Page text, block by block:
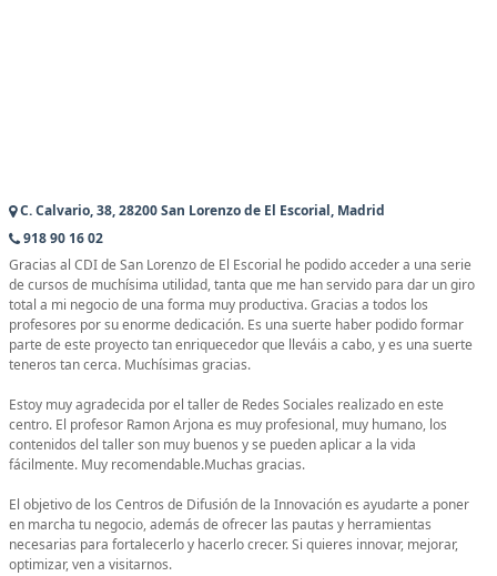
C. Calvario, 38, 28200 San Lorenzo de El Escorial, Madrid
918 90 16 02
Gracias al CDI de San Lorenzo de El Escorial he podido acceder a una serie
de cursos de muchísima utilidad, tanta que me han servido para dar un giro
total a mi negocio de una forma muy productiva. Gracias a todos los
profesores por su enorme dedicación. Es una suerte haber podido formar
parte de este proyecto tan enriquecedor que lleváis a cabo, y es una suerte
teneros tan cerca. Muchísimas gracias.
Estoy muy agradecida por el taller de Redes Sociales realizado en este
centro. El profesor Ramon Arjona es muy profesional, muy humano, los
contenidos del taller son muy buenos y se pueden aplicar a la vida
fácilmente. Muy recomendable.Muchas gracias.
El objetivo de los Centros de Difusión de la Innovación es ayudarte a poner
en marcha tu negocio, además de ofrecer las pautas y herramientas
necesarias para fortalecerlo y hacerlo crecer. Si quieres innovar, mejorar,
optimizar, ven a visitarnos.